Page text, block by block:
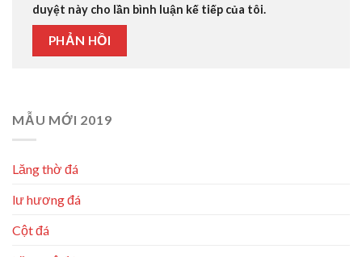
duyệt này cho lần bình luận kế tiếp của tôi.
MẪU MỚI 2019
Lăng thờ đá
lư hương đá
Cột đá